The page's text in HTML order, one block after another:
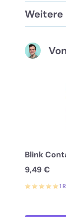
Weitere
Blink
9,49 €
1